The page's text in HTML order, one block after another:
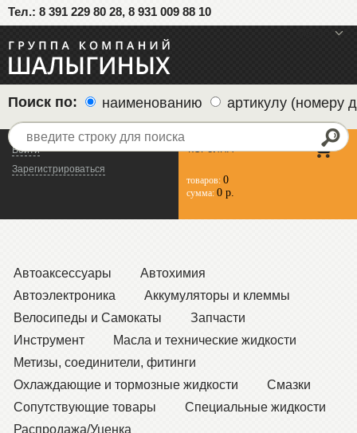
Тел.: 8 391 229 80 28, 8 931 009 88 10
Войти
Зарегистрироваться
КОРЗИНА
товаров: 0
сумма: 0 р.
Поиск по: наименованию артикулу (номеру
Автоаксессуары
Автохимия
Автоэлектроника
Аккумуляторы и клеммы
Велосипеды и Самокаты
Запчасти
Инструмент
Масла и технические жидкости
Метизы, соединители, фитинги
Охлаждающие и тормозные жидкости
Смазки
Сопутствующие товары
Специальные жидкости
Распродажа/Уценка